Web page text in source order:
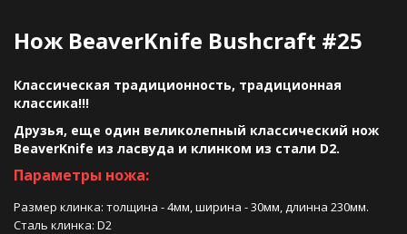
Нож BeaverKnife Bushcraft #25
Классическая традиционность, традиционная
классика!!!
Друзья, еще один великолепный классический нож
BeaverKnife из ласвуда и клинком из стали D2.
Параметры ножа:
Размер клинка: толщина - 4мм, ширина - 30мм, длинна 230мм.
Сталь клинка: D2